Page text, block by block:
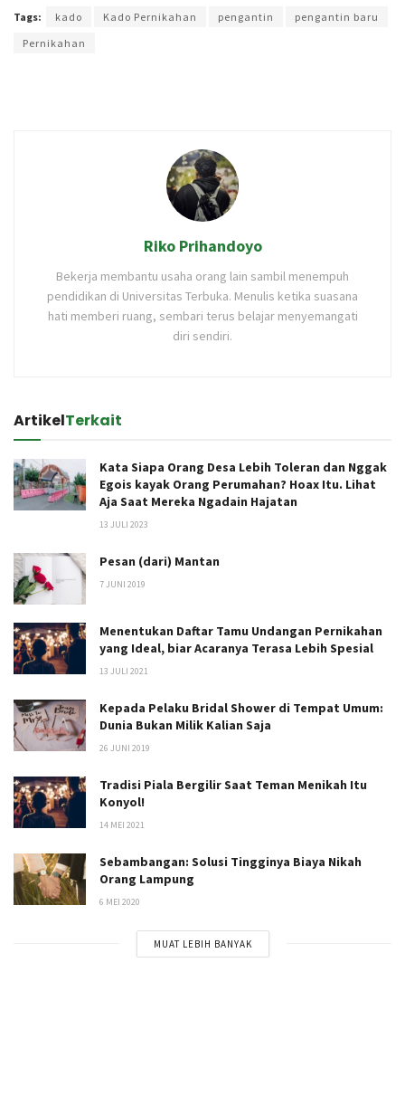
Tags: kado Kado Pernikahan pengantin
pengantin baru
Pernikahan
Riko Prihandoyo
Bekerja membantu usaha orang lain sambil menempuh
pendidikan di Universitas Terbuka. Menulis ketika suasana
hati memberi ruang, sembari terus belajar menyemangati
diri sendiri.
ArtikelTerkait
Kata Siapa Orang Desa Lebih Toleran dan Nggak
Egois kayak Orang Perumahan? Hoax Itu. Lihat
Aja Saat Mereka Ngadain Hajatan
13 JULI 2023
Pesan (dari) Mantan
7 JUNI 2019
Menentukan Daftar Tamu Undangan Pernikahan
yang Ideal, biar Acaranya Terasa Lebih Spesial
13 JULI 2021
Kepada Pelaku Bridal Shower di Tempat Umum:
Dunia Bukan Milik Kalian Saja
26 JUNI 2019
Tradisi Piala Bergilir Saat Teman Menikah Itu
Konyol!
14 MEI 2021
Sebambangan: Solusi Tingginya Biaya Nikah
Orang Lampung
6 MEI 2020
MUAT LEBIH BANYAK